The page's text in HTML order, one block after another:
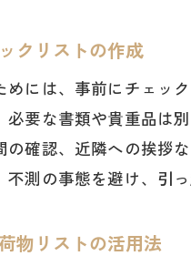
クリストの作成
には、事前にチェッ
要な書類や貴重品は
確認、近隣への挨拶
測の事態を避け、引
物リストの活用法